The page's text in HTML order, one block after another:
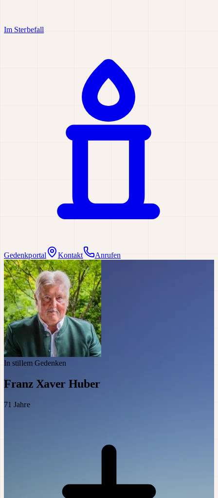
Im Sterbefall
Gedenkportal Kontakt Anrufen
In stillem Gedenken
Franz Xaver Huber
71 Jahre